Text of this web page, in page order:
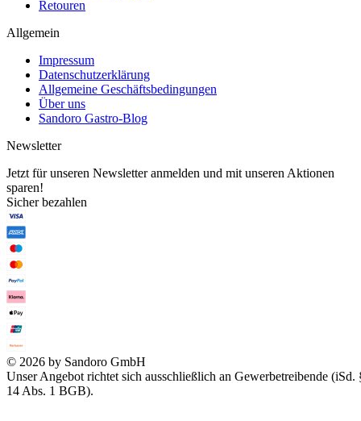
Retouren
Allgemein
Impressum
Datenschutzerklärung
Allgemeine Geschäftsbedingungen
Über uns
Sandoro Gastro-Blog
Newsletter
Jetzt für unseren Newsletter anmelden und mit unseren Aktionen
sparen!
Sicher bezahlen
© 2026 by Sandoro GmbH
Unser Angebot richtet sich ausschließlich an Gewerbetreibende (iSd.
14 Abs. 1 BGB).